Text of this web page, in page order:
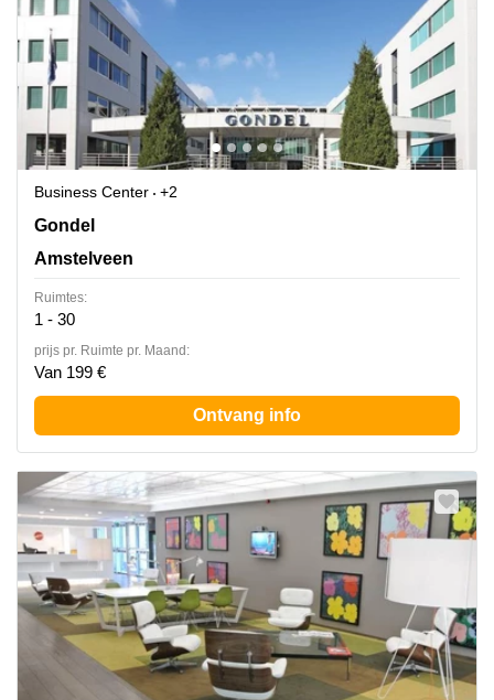
Business Center
+2
Gondel 1, Amstelveen
Gondel
Amstelveen
Ruimtes:
1 - 30
prijs pr. Ruimte pr. Maand:
Van 199 €
Ontvang info